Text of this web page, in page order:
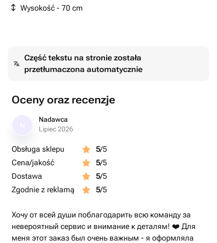
Wysokość - 70 cm
Część tekstu na stronie została
przetłumaczona automatycznie
Oceny oraz recenzje
Nadawca
Lipiec 2026
Obsługa sklepu 5/5
Cena/jakość
5/5
Dostawa
5/5
Zgodnie z reklamą
5/5
Хочу от всей души поблагодарить всю команду за
невероятный сервис и внимание к деталям! ❤️ Для
меня этот заказ был очень важным - я оформляла